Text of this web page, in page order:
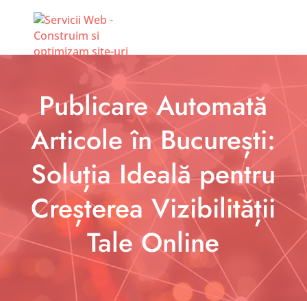
Publicare Automată
Articole în București:
Soluția Ideală pentru
Creșterea Vizibilității
Tale Online